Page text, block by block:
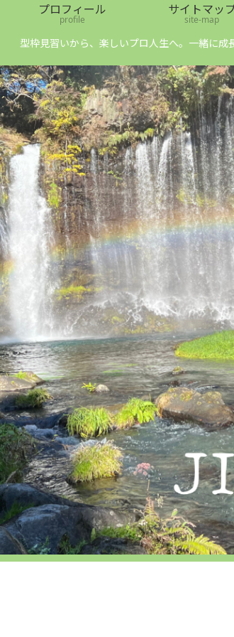
型枠見習いから、楽しいプロ人生へ。一緒に成
プロフィール
profile
サイトマッ
site-map